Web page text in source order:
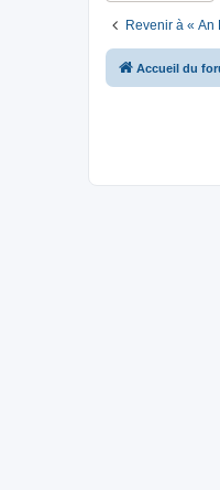
Revenir à « An
Accueil du